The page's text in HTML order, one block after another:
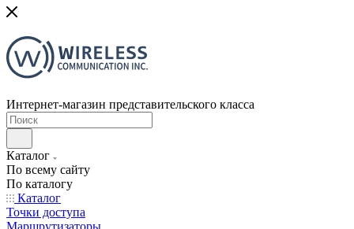
Интернет-магазин представительского класса
Каталог
По всему сайту
По каталогу
Каталог
Точки доступа
Маршрутизаторы